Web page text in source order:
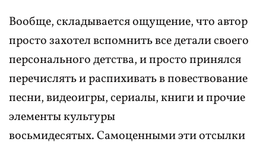
Вообще, складывается ощущение, что автор
просто захотел вспомнить все детали своего
персонального детства, и просто принялся
перечислять и распихивать в повествование
песни, видеоигры, сериалы, книги и прочие
элементы культуры
восьмидесятых. Самоценными эти отсылки